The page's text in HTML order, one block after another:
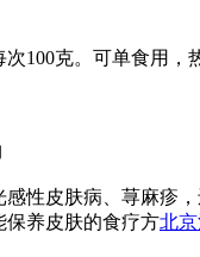
100克。可单食用，
性皮肤病、荨麻疹
保养皮肤的食疗方北